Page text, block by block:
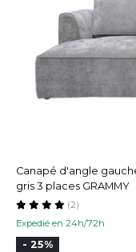
Canapé d'angle
gris 3 places GRAMMY
Expedié en 24h/72h
(2)
- 25%